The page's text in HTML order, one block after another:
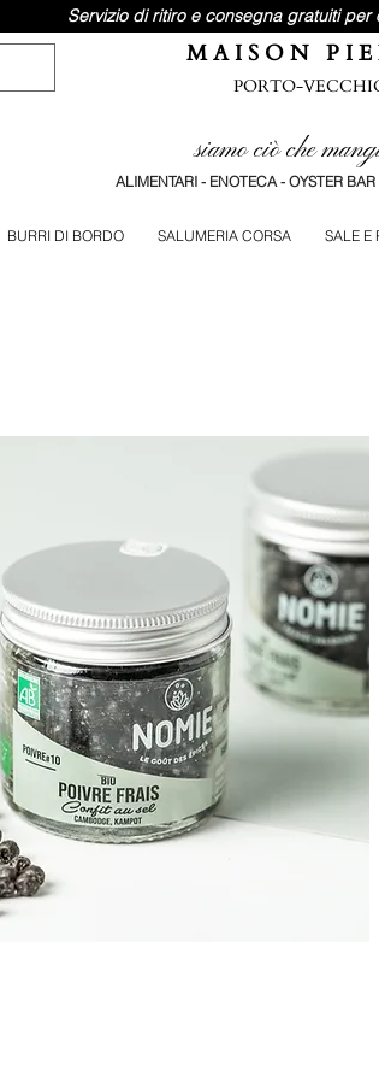
Servizio di ritiro e consegna gratuiti per
M A I S O N P I E
PORTO-
siamo ciò che
ALIMENTARI - ENOTECA - OYSTER
BURRI DI BORDO SALUMERIA CORSA SALE E